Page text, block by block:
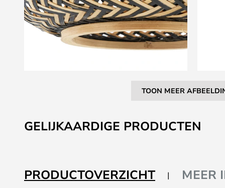
TOON MEER
naar
het
de
afbeeldingen-
GELIJKAARDIGE PRODUCTEN
PRODUCTOVERZICHT MEER